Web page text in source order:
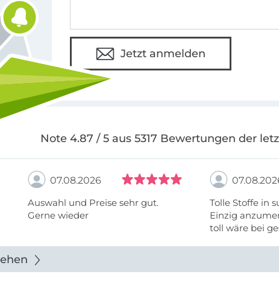
Jetzt anmelden
Note 4.87 / 5 aus 5317 Bewertungen der
07.08.2026
Auswahl und Preise sehr gut.
Gerne wieder
Tolle Stoffe in
Einzig
toll wäre bei